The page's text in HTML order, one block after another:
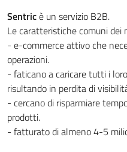
Sentricè un servizio B2B.
Le caratteristiche comuni dei
- e-commerce attivo che
operazioni.
- faticano a caricare tutti i
risultando in perdita di
- cercano di risparmiare
prodotti.
- fatturato di almeno 4-5